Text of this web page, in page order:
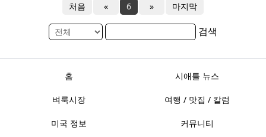
처음 « 6 » 마지막
검색
홈 시애틀 뉴스
벼룩시장 여행 / 맛집 / 칼럼
미국 정보 커뮤니티